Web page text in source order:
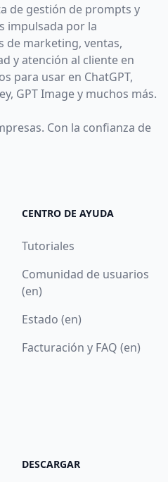
de gestión de prompts y
impulsada por la
de marketing, ventas,
y atención al cliente en
para usar en ChatGPT,
GPT Image y muchos más.
Con la confianza de
CENTRO DE AYUDA
Tutoriales
Comunidad de usuarios
(en)
Estado (en)
Facturación y FAQ (en)
DESCARGAR